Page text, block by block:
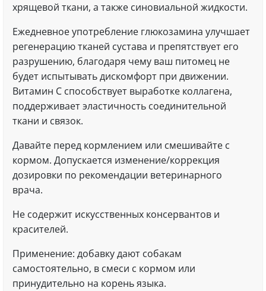
хрящевой ткани, а также синовиальной жидкости.
Ежедневное употребление глюкозамина улучшает
регенерацию тканей сустава и препятствует его
разрушению, благодаря чему ваш питомец не
будет испытывать дискомфорт при движении.
Витамин С способствует выработке коллагена,
поддерживает эластичность соединительной
ткани и связок.
Давайте перед кормлением или смешивайте с
кормом. Допускается изменение/коррекция
дозировки по рекомендации ветеринарного
врача.
Не содержит искусственных консервантов и
красителей.
Применение: добавку дают собакам
самостоятельно, в смеси с кормом или
принудительно на корень языка.